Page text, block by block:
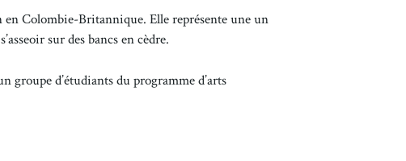
Colombie-Britannique. Elle représente une un
sur des bancs en cèdre.
groupe d’étudiants du programme d’arts